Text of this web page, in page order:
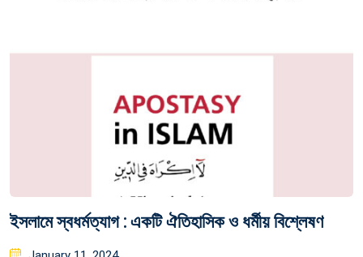
ইসলামে স্বধর্মত্যাগ : একটি ঐতিহাসিক ও ধর্মীয় বিশ্লেষণ
Posted